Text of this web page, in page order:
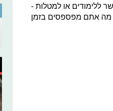
ללימודים או למטלות -
מה אתם מפספסים בזמן